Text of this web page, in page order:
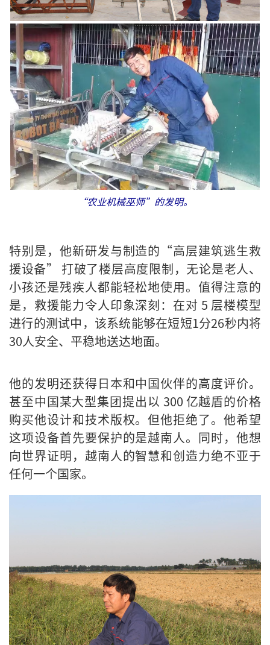
“农业机械巫师”的发明。
特别是，他新研发与制造的“高层建筑逃生救
援设备” 打破了楼层高度限制，无论是老人、
小孩还是残疾人都能轻松地使用。值得注意的
是，救援能力令人印象深刻：在对 5 层楼模型
进行的测试中，该系统能够在短短1分26秒内将
30人安全、平稳地送达地面。
他的发明还获得日本和中国伙伴的高度评价。
甚至中国某大型集团提出以 300 亿越盾的价格
购买他设计和技术版权。但他拒绝了。他希望
这项设备首先要保护的是越南人。同时，他想
向世界证明，越南人的智慧和创造力绝不亚于
任何一个国家。